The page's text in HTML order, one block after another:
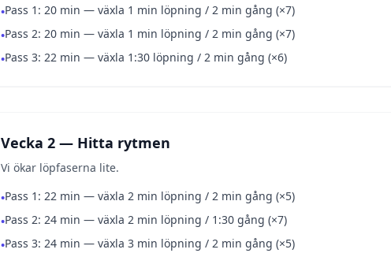
•Pass 1: 20 min — växla 1 min löpning / 2 min gång (×7)
•Pass 2: 20 min — växla 1 min löpning / 2 min gång (×7)
•Pass 3: 22 min — växla 1:30 löpning / 2 min gång (×6)
Vecka 2 — Hitta rytmen
Vi ökar löpfaserna lite.
•Pass 1: 22 min — växla 2 min löpning / 2 min gång (×5)
•Pass 2: 24 min — växla 2 min löpning / 1:30 gång (×7)
•Pass 3: 24 min — växla 3 min löpning / 2 min gång (×5)